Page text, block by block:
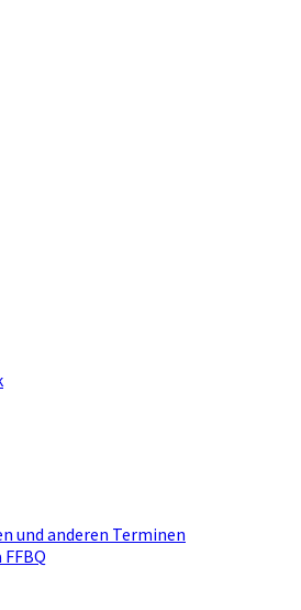
und anderen Terminen